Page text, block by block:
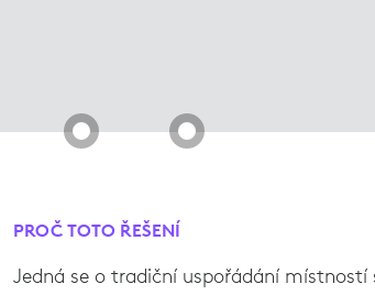
PROČ TOTO ŘEŠENÍ
Jedná se o tradiční uspořádání místností